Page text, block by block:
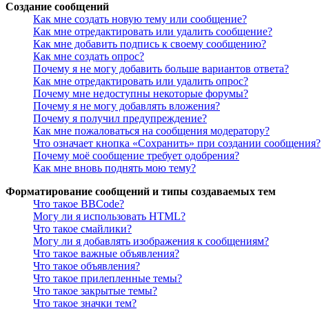
Создание сообщений
Как мне создать новую тему или сообщение?
Как мне отредактировать или удалить сообщение?
Как мне добавить подпись к своему сообщению?
Как мне создать опрос?
Почему я не могу добавить больше вариантов ответа?
Как мне отредактировать или удалить опрос?
Почему мне недоступны некоторые форумы?
Почему я не могу добавлять вложения?
Почему я получил предупреждение?
Как мне пожаловаться на сообщения модератору?
Что означает кнопка «Сохранить» при создании сообщения?
Почему моё сообщение требует одобрения?
Как мне вновь поднять мою тему?
Форматирование сообщений и типы создаваемых тем
Что такое BBCode?
Могу ли я использовать HTML?
Что такое смайлики?
Могу ли я добавлять изображения к сообщениям?
Что такое важные объявления?
Что такое объявления?
Что такое прилепленные темы?
Что такое закрытые темы?
Что такое значки тем?